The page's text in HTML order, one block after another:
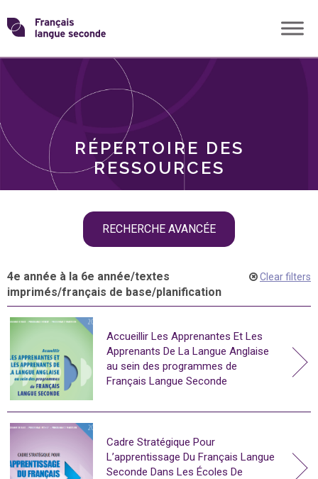
Skip
toTransformons
langue
RÉPERTOIRE DES
RESSOURCES
RECHERCHE AVANCÉE
THÈMES
4e année à la 6e année/textes
imprimés/français de base/planification
Clear filters
Accueillir Les Apprenantes Et Les
Apprenants De La Langue Anglaise
au sein des programmes de
Français Langue Seconde
Cadre Stratégique Pour
L’apprentissage Du Français Langue
Seconde Dans Les Écoles De